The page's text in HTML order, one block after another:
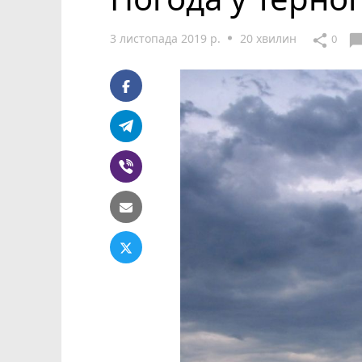
3 листопада 2019 р. 20 хвилин share 0